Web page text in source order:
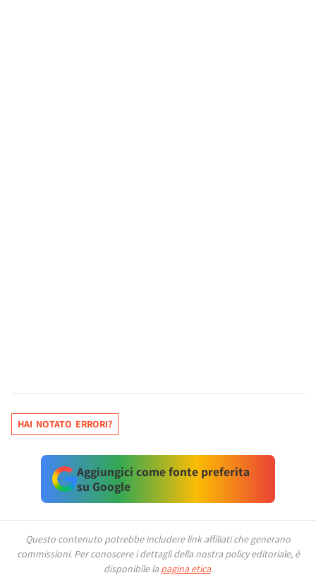
HAI NOTATO ERRORI?
Aggiungici come fonte preferita
su Google
Questo contenuto potrebbe includere link affiliati che generano
commissioni. Per conoscere i dettagli della nostra policy editoriale, è
disponibile la pagina etica.